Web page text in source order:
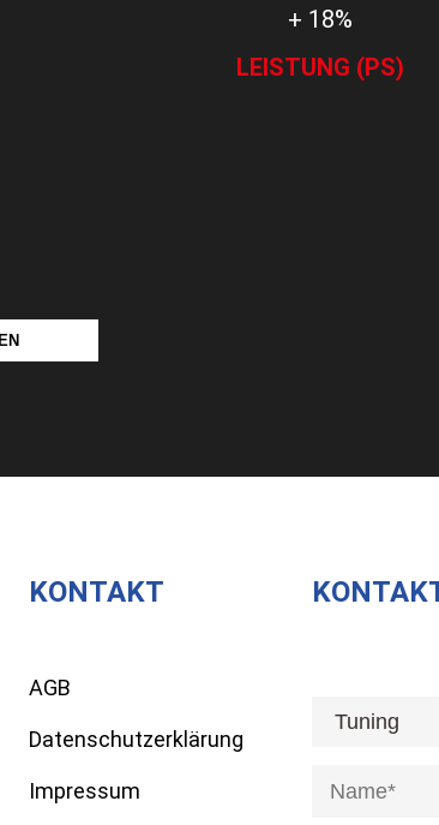
+ 18%
LEISTUNG (PS)
KONTAKT
AGB
Datenschutzerklärung
Impressum